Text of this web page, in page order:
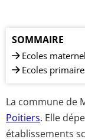
SOMMAIRE
Ecoles
Ecoles
La commune de
Poitiers. Elle
établissements